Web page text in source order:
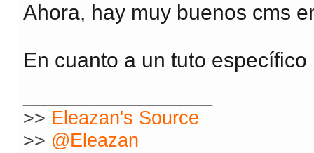
Ahora, hay muy buenos cms
En cuanto a un tuto
>> Eleazan's Source
>> @Eleazan